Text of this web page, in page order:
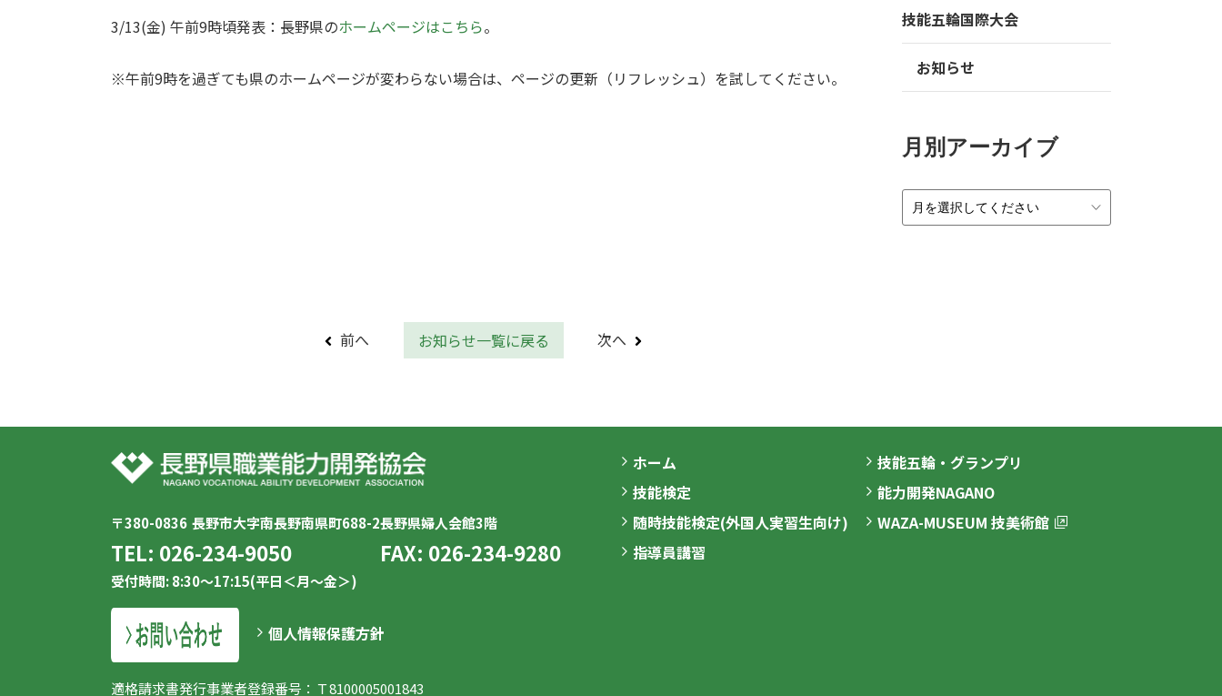
3/13(金) 午前9時頃発表：長野県のホームページはこちら。
※午前9時を過ぎても県のホームページが変わらない場合は、ページの更新（リフレッシュ）を試してください。
前へ お知らせ一覧に戻る 次へ
技能五輪国際大会
お知らせ
月別アーカイブ
〒380-0836 長野市大字南長野南県町688-2長野県婦人会館3階
TEL: 026-234-9050
受付時間: 8:30～17:15(平日＜月～金＞)
FAX: 026-234-9280
個人情報保護方針
適格請求書発行事業者登録番号： Ｔ8100005001843
ホーム
技能検定
随時技能検定(外国人実習生向け)
指導員講習
技能五輪・グランプリ
能力開発NAGANO
WAZA-MUSEUM 技美術館